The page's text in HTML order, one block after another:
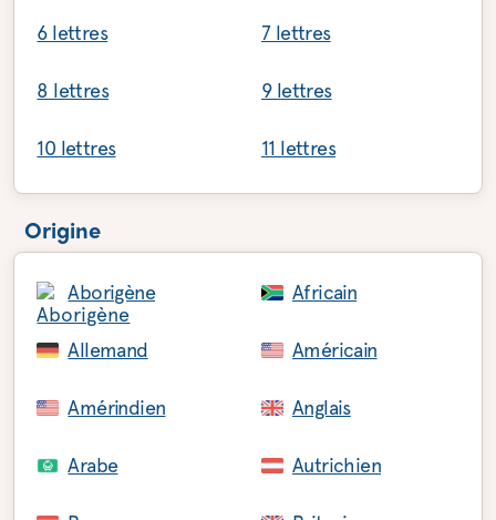
6 lettres 7 lettres
8 lettres 9 lettres
10 lettres 11 lettres
Origine
Aborigène Africain
Allemand Américain
Amérindien Anglais
Arabe Autrichien